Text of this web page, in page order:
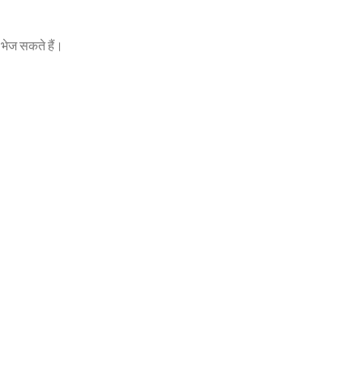
भेज सकते हैं।